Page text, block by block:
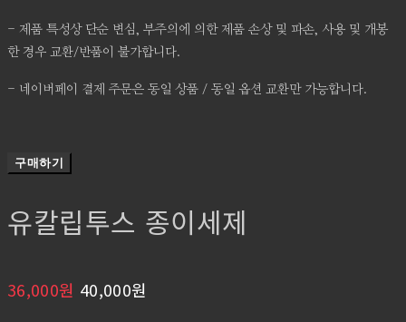
- 제품 특성상 단순 변심, 부주의에 의한 제품 손상 및 파손, 사용 및 개봉
한 경우 교환/반품이 불가합니다.
- 네이버페이 결제 주문은 동일 상품 / 동일 옵션 교환만 가능합니다.
구매하기
유칼립투스 종이세제
36,000원 40,000원